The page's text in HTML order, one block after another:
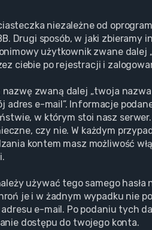
niezależne od
Drugi sposób, w jaki zbieramy
użytkownik zwane dalej
ciebie po rejestracji i
zwaną dalej „twoja nazwa
e-mail”. Informacje
w którym stoi nasz
czy nie. W każdym
kontem masz możliwość
używać tego samego
je i w żadnym wypadku nie
e-mail. Po podaniu tych
dostępu do twojego konta.